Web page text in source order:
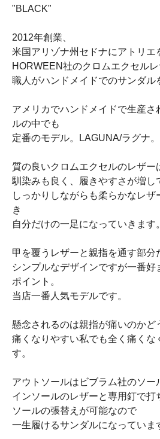
"BLACK"
2012年創業、
米国アリゾナ州セドナにアトリエ
HORWEEN社のクロムエクセル
職人がハンドメイドでのサンダル
アメリカでハンドメイドで生産さ
ルの中でも
定番のモデル。LAGUNA/ラグナ。
質の良いクロムエクセルのレザー
馴染みも良く、履きやすさが増し
しっかりしながらも柔らかなレザ
き
自分だけの一足になっていきます。
甲を覆うレザーと親指を通す部分
シンプルなデザインですが一番
ポイント。
当店一番人気モデルです。
懸念されるのは親指が痛いのかど
痛くなりやすい私でも全く痛くな
す。
アウトソールはビブラム社のソー
インソールのレザーと専用釘で打
ソールの張替えが可能なので
一生履けるサンダルになっていま